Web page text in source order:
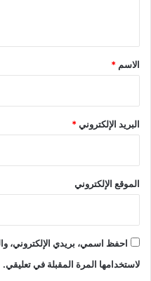
*
الاسم *
البريد الإلكتروني*
الموقع الإلكتروني
احفظ اسمي، بريدي الإلكتروني،
لاستخدامها المرة المقبلة في تعليقي.